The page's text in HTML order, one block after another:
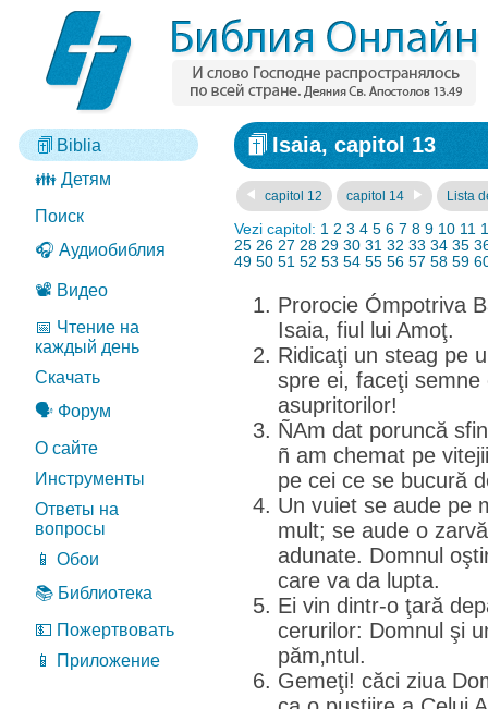
Biblia
👪 Детям
Поиск
🎧 Аудиобиблия
📽️ Видео
📅 Чтение на
каждый день
Скачать
🗣️ Форум
О сайте
Инструменты
Ответы на
вопросы
📱 Обои
📚 Библиотека
💵 Пожертвовать
📱 Приложение
Isaia, capitol 13
capitol 12 capitol 14 Lista
Vezi capitol: 1 2 3 4 5 6 7 8 9 10 11
25 26 27 28 29 30 31 32 33 34 35
49 50 51 52 53 54 55 56 57 58 59
Prorocie Ómpotriva
Isaia, fiul lui Amoţ.
Ridicaţi un steag pe
spre ei, faceţi semne
asupritorilor!
ÑAm dat poruncă
ñ am chemat pe
pe cei ce se bucură
Un vuiet se aude pe
mult; se aude o
adunate. Domnul
care va da lupta.
Ei vin dintr-o ţară
cerurilor: Domnul şi
păm‚ntul.
Gemeţi! căci ziua